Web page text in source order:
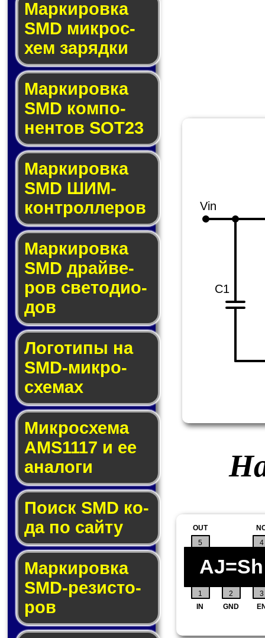
Маркировка
SMD мик­рос­
хем за­ряд­ки
Маркировка
SMD ком­по­
нен­тов SOT23
Маркировка
SMD ШИМ-
кон­трол­ле­ров
Маркировка
SMD драй­ве­
ров све­то­ди­о­
дов
Логотипы на
SMD-мик­ро­
схе­мах
Микросхема
AMS1117 и ее
ана­ло­ги
Поиск SMD ко­
да по сай­ту
Маркировка
SMD-ре­зис­то­
ров
Vin
C1
1 2 3
4
IN GND
5
OUT
AJ=Sh